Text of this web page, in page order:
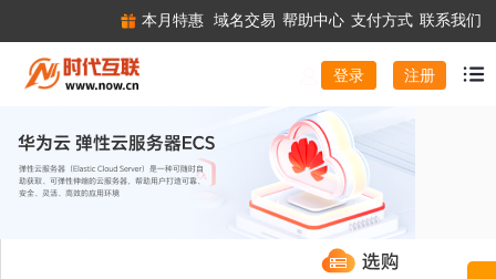
本月特惠 域名交易 帮助中心 支付方式 联系我们
登录 注册